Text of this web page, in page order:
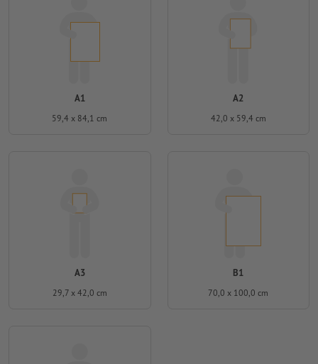
A1
59,4 x 84,1 cm
A2
42,0 x 59,4 cm
A3
29,7 x 42,0 cm
B1
70,0 x 100,0 cm